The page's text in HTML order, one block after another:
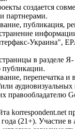
создается
партнерами.
публикация,
Украина",
в разделе
публикации.
перепечатка и
аудиовизуальных
правообладателю
korrespondent.net
(21+). Участие в